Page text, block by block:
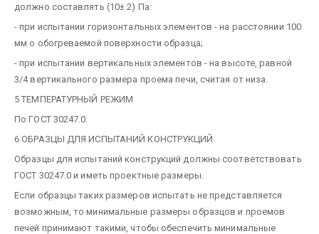
должно составлять (10± 2) Па:
- при испытании горизонтальных элементов - на расстоянии 100
мм о обогреваемой поверхности образца;
- при испытании вертикальных элементов - на высоте, равной
3/4 вертикального размера проема печи, считая от низа.
5 ТЕМПЕРАТУРНЫЙ РЕЖИМ
По ГОСТ 30247.0.
6 ОБРАЗЦЫ ДЛЯ ИСПЫТАНИЙ КОНСТРУКЦИЙ
Образцы для испытаний конструкций должны соответствовать
ГОСТ 30247.0 и иметь проектные размеры.
Если образцы таких размеров испытать не представляется
возможным, то минимальные размеры образцов и проемов
печей принимают такими, чтобы обеспечить минимальные